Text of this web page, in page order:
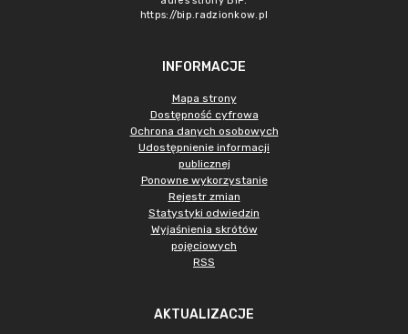
https://bip.radzionkow.pl
INFORMACJE
Mapa strony
Dostępność cyfrowa
Ochrona danych osobowych
Udostępnienie informacji
publicznej
Ponowne wykorzystanie
Rejestr zmian
Statystyki odwiedzin
Wyjaśnienia skrótów
pojęciowych
RSS
AKTUALIZACJE